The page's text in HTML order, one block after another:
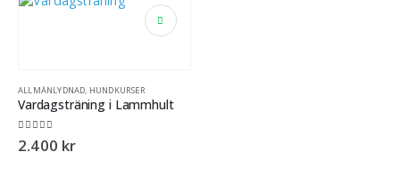
ALLMÄNLYDNAD, HUNDKURSER
Vardagsträning i Lammhult
5.00 out of 5
2.400 kr